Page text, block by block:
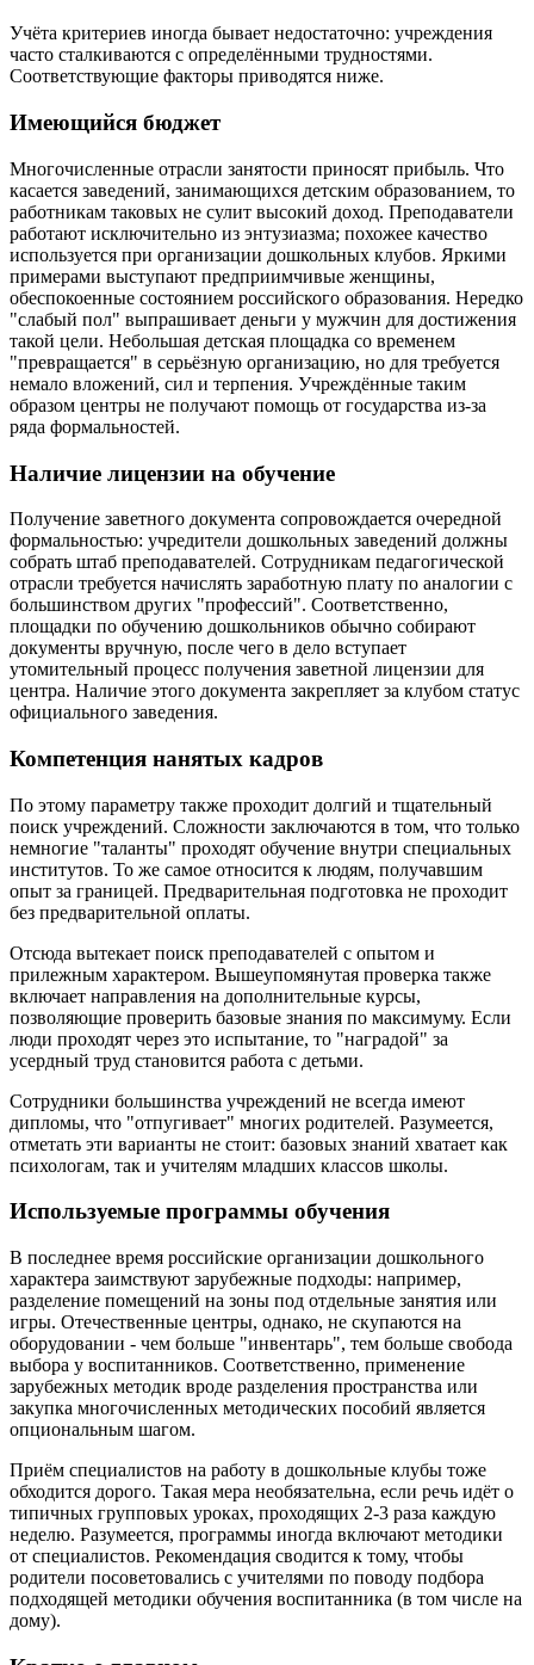
Учёта критериев иногда бывает недостаточно: учреждения
часто сталкиваются с определёнными трудностями.
Соответствующие факторы приводятся ниже.
Имеющийся бюджет
Многочисленные отрасли занятости приносят прибыль. Что
касается заведений, занимающихся детским образованием, то
работникам таковых не сулит высокий доход. Преподаватели
работают исключительно из энтузиазма; похожее качество
используется при организации дошкольных клубов. Яркими
примерами выступают предприимчивые женщины,
обеспокоенные состоянием российского образования. Нередко
"слабый пол" выпрашивает деньги у мужчин для достижения
такой цели. Небольшая детская площадка со временем
"превращается" в серьёзную организацию, но для требуется
немало вложений, сил и терпения. Учреждённые таким
образом центры не получают помощь от государства из-за
ряда формальностей.
Наличие лицензии на обучение
Получение заветного документа сопровождается очередной
формальностью: учредители дошкольных заведений должны
собрать штаб преподавателей. Сотрудникам педагогической
отрасли требуется начислять заработную плату по аналогии с
большинством других "профессий". Соответственно,
площадки по обучению дошкольников обычно собирают
документы вручную, после чего в дело вступает
утомительный процесс получения заветной лицензии для
центра. Наличие этого документа закрепляет за клубом статус
официального заведения.
Компетенция нанятых кадров
По этому параметру также проходит долгий и тщательный
поиск учреждений. Сложности заключаются в том, что только
немногие "таланты" проходят обучение внутри специальных
институтов. То же самое относится к людям, получавшим
опыт за границей. Предварительная подготовка не проходит
без предварительной оплаты.
Отсюда вытекает поиск преподавателей с опытом и
прилежным характером. Вышеупомянутая проверка также
включает направления на дополнительные курсы,
позволяющие проверить базовые знания по максимуму. Если
люди проходят через это испытание, то "наградой" за
усердный труд становится работа с детьми.
Сотрудники большинства учреждений не всегда имеют
дипломы, что "отпугивает" многих родителей. Разумеется,
отметать эти варианты не стоит: базовых знаний хватает как
психологам, так и учителям младших классов школы.
Используемые программы обучения
В последнее время российские организации дошкольного
характера заимствуют зарубежные подходы: например,
разделение помещений на зоны под отдельные занятия или
игры. Отечественные центры, однако, не скупаются на
оборудовании - чем больше "инвентарь", тем больше свобода
выбора у воспитанников. Соответственно, применение
зарубежных методик вроде разделения пространства или
закупка многочисленных методических пособий является
опциональным шагом.
Приём специалистов на работу в дошкольные клубы тоже
обходится дорого. Такая мера необязательна, если речь идёт о
типичных групповых уроках, проходящих 2-3 раза каждую
неделю. Разумеется, программы иногда включают методики
от специалистов. Рекомендация сводится к тому, чтобы
родители посоветовались с учителями по поводу подбора
подходящей методики обучения воспитанника (в том числе на
дому).